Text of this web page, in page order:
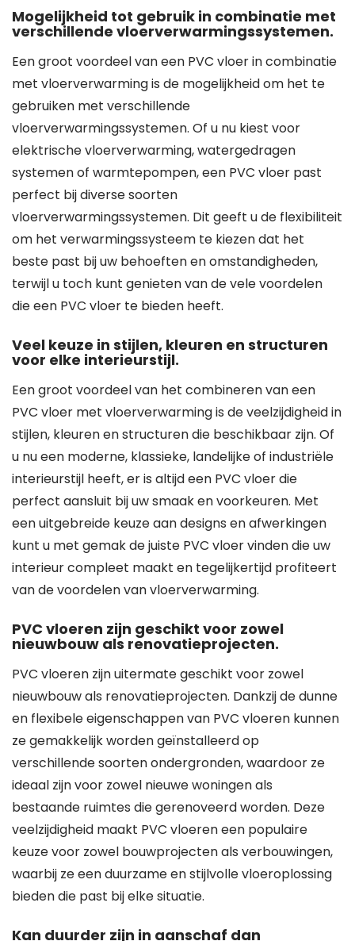
Mogelijkheid tot gebruik in combinatie met
verschillende vloerverwarmingssystemen.
Een groot voordeel van een PVC vloer in combinatie
met vloerverwarming is de mogelijkheid om het te
gebruiken met verschillende
vloerverwarmingssystemen. Of u nu kiest voor
elektrische vloerverwarming, watergedragen
systemen of warmtepompen, een PVC vloer past
perfect bij diverse soorten
vloerverwarmingssystemen. Dit geeft u de flexibiliteit
om het verwarmingssysteem te kiezen dat het
beste past bij uw behoeften en omstandigheden,
terwijl u toch kunt genieten van de vele voordelen
die een PVC vloer te bieden heeft.
Veel keuze in stijlen, kleuren en structuren
voor elke interieurstijl.
Een groot voordeel van het combineren van een
PVC vloer met vloerverwarming is de veelzijdigheid in
stijlen, kleuren en structuren die beschikbaar zijn. Of
u nu een moderne, klassieke, landelijke of industriële
interieurstijl heeft, er is altijd een PVC vloer die
perfect aansluit bij uw smaak en voorkeuren. Met
een uitgebreide keuze aan designs en afwerkingen
kunt u met gemak de juiste PVC vloer vinden die uw
interieur compleet maakt en tegelijkertijd profiteert
van de voordelen van vloerverwarming.
PVC vloeren zijn geschikt voor zowel
nieuwbouw als renovatieprojecten.
PVC vloeren zijn uitermate geschikt voor zowel
nieuwbouw als renovatieprojecten. Dankzij de dunne
en flexibele eigenschappen van PVC vloeren kunnen
ze gemakkelijk worden geïnstalleerd op
verschillende soorten ondergronden, waardoor ze
ideaal zijn voor zowel nieuwe woningen als
bestaande ruimtes die gerenoveerd worden. Deze
veelzijdigheid maakt PVC vloeren een populaire
keuze voor zowel bouwprojecten als verbouwingen,
waarbij ze een duurzame en stijlvolle vloeroplossing
bieden die past bij elke situatie.
Kan duurder zijn in aanschaf dan